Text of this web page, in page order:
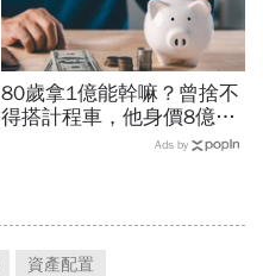
80歲拿1億能幹嘛？曾捨不
得搭計程車，他身價8億後
醒悟「40~60歲是花錢黃金
Ads by
資產配置